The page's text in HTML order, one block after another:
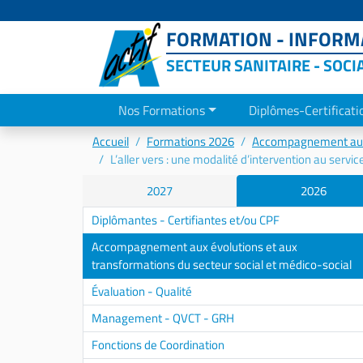
FORMATION -
SECTEUR SANITAIRE -
Nos Formations Diplômes-
Accueil Formations 2026 Accompagnement
L’aller vers : une modalité d’intervention au
2027
2026
Diplômantes - Certifiantes et/ou CPF
Accompagnement aux évolutions et aux
transformations du secteur social et médico-social
Évaluation - Qualité
Management - QVCT - GRH
Fonctions de Coordination